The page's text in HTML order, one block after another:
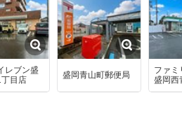
レブン盛
丁目店
盛岡青山町郵便局
ファミ
盛岡西
店